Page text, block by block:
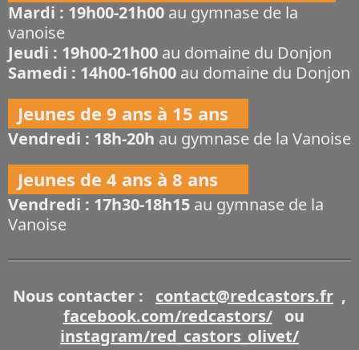
Mardi : 19h00-21h00 au gymnase de la
vanoise
Jeudi : 19h00-21h00 au domaine du Donjon
Samedi : 14h00-16h00 au domaine du Donjon
Jeunes de 9 ans à 15 ans
Vendredi : 18h-20h au gymnase de la Vanoise
Jeunes de 4 ans à 8 ans
Vendredi : 17h30-18h15 au gymnase de la
Vanoise
Nous contacter : contact@redcastors.fr ,
facebook.com/redcastors/
ou
instagram/red_castors_olivet/